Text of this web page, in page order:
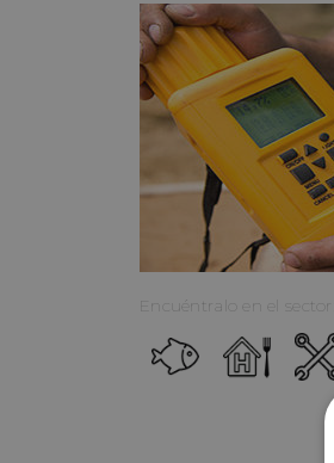
Encuéntralo en el sector: